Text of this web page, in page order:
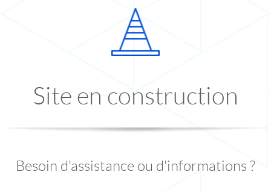
Site en construction
Besoin d'assistance ou d'informations ?